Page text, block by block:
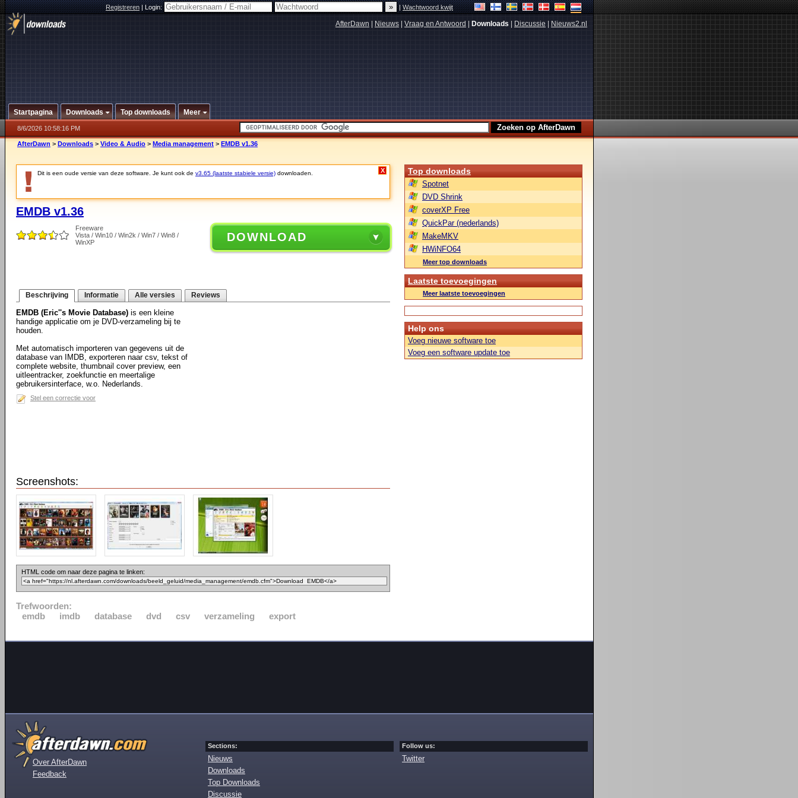
Registreren|Login: |Wachtwoord kwijt
AfterDawn Nieuws Vraag en Antwoord Downloads Discussie Nieuws2.nl
Startpagina Downloads Top downloads Meer
8/6/2026 10:58:16 PM
AfterDawn > Downloads > Video & Audio > Media management > EMDB v1.36
Dit is een oude versie van deze software. Je kunt ook de v3.65 (laatste stabiele versie) downloaden. X
EMDB v1.36
Freeware
Vista / Win10 / Win2k / Win7 / Win8 /
WinXP
DOWNLOAD
Beschrijving Informatie Alle versies Reviews
EMDB (Eric''s Movie Database) is een kleine
handige applicatie om je DVD-verzameling bij te
houden.
Met automatisch importeren van gegevens uit de
database van IMDB, exporteren naar csv, tekst of
complete website, thumbnail cover preview, een
uitleentracker, zoekfunctie en meertalige
gebruikersinterface, w.o. Nederlands.
Stel een correctie voor
Screenshots:
HTML code om naar deze pagina te linken:
Trefwoorden:
emdb
imdb database dvd csv verzameling export
Top downloads
Spotnet
DVD Shrink
coverXP Free
QuickPar (nederlands)
MakeMKV
HWiNFO64
Meer top downloads
Laatste toevoegingen
Meer laatste toevoegingen
Help ons
Voeg nieuwe software toe
Voeg een software update toe
Over AfterDawn
Feedback
Sections:
Nieuws
Downloads
Top Downloads
Discussie
Follow us:
Twitter